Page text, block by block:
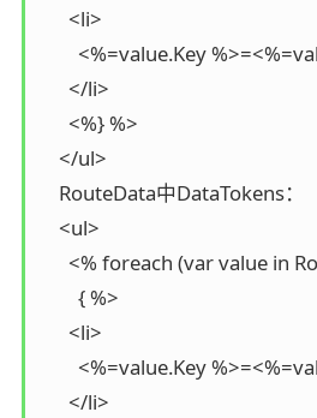
      <li>
<%=value.Key
      </li>
      <%} %>
    </ul>
    RouteData中DataTokens：
    <ul>
<% foreach (var value
        { %>
      <li>
<%=value.Key
      </li>